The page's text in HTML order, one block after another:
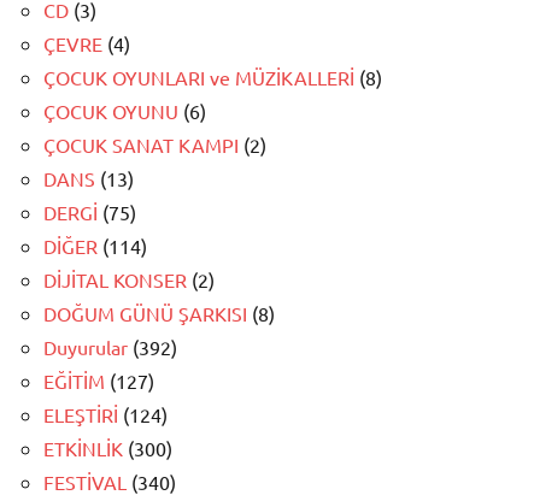
CD (3)
ÇEVRE (4)
ÇOCUK OYUNLARI ve MÜZİKALLERİ (8)
ÇOCUK OYUNU (6)
ÇOCUK SANAT KAMPI (2)
DANS (13)
DERGİ (75)
DİĞER (114)
DİJİTAL KONSER (2)
DOĞUM GÜNÜ ŞARKISI (8)
Duyurular (392)
EĞİTİM (127)
ELEŞTİRİ (124)
ETKİNLİK (300)
FESTİVAL (340)